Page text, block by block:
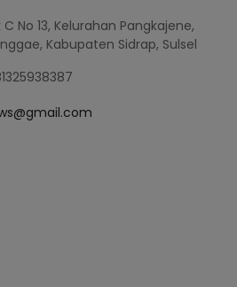
C No 13, Kelurahan Pangkajene,
Kabupaten Sidrap, Sulsel